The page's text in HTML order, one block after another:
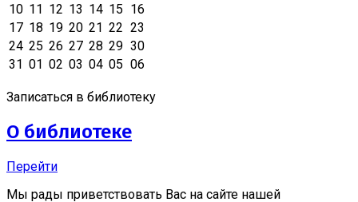
10 11 12 13 14 15 16
17 18 19 20 21 22 23
24 25 26 27 28 29 30
31 01 02 03 04 05 06
Записаться в библиотеку
О библиотеке
Перейти
Мы рады приветствовать Вас на сайте нашей